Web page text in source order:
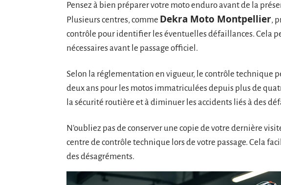
Pensez à bien préparer votre moto enduro avant de la
Plusieurs centres, comme Dekra Moto Montpellier,
contrôle pour identifier les éventuelles défaillances. Cela
nécessaires avant le passage officiel.
Selon la réglementation en vigueur, le contrôle technique
deux ans pour les motos immatriculées depuis plus de
la sécurité routière et à diminuer les accidents liés à des
N’oubliez pas de conserver une copie de votre dernière
centre de contrôle technique lors de votre passage. Cela
des désagréments.